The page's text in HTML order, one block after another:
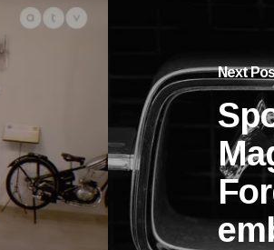
Next